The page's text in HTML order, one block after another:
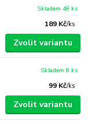
189 Kč/ks
Skladem 48 ks
Zvolit variantu
99 Kč/ks
Skladem 8 ks
Zvolit variantu